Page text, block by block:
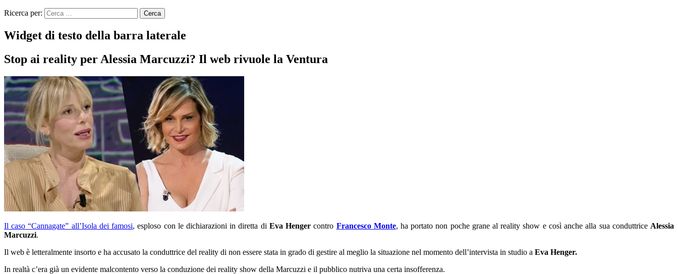
Ricerca per:
Widget di testo della barra laterale
Stop ai reality per Alessia Marcuzzi? Il web rivuole la Ventura
Il caso “Cannagate” all’Isola dei famosi, esploso con le dichiarazioni in diretta di Eva Henger contro Francesco Monte, ha portato non poche grane al reality show e così anche alla sua conduttrice Alessia
Marcuzzi.
Il web è letteralmente insorto e ha accusato la conduttrice del reality di non essere stata in grado di gestire al meglio la situazione nel momento dell’intervista in studio a Eva Henger.
In realtà c’era già un evidente malcontento verso la conduzione dei reality show della Marcuzzi e il pubblico nutriva una certa insofferenza.